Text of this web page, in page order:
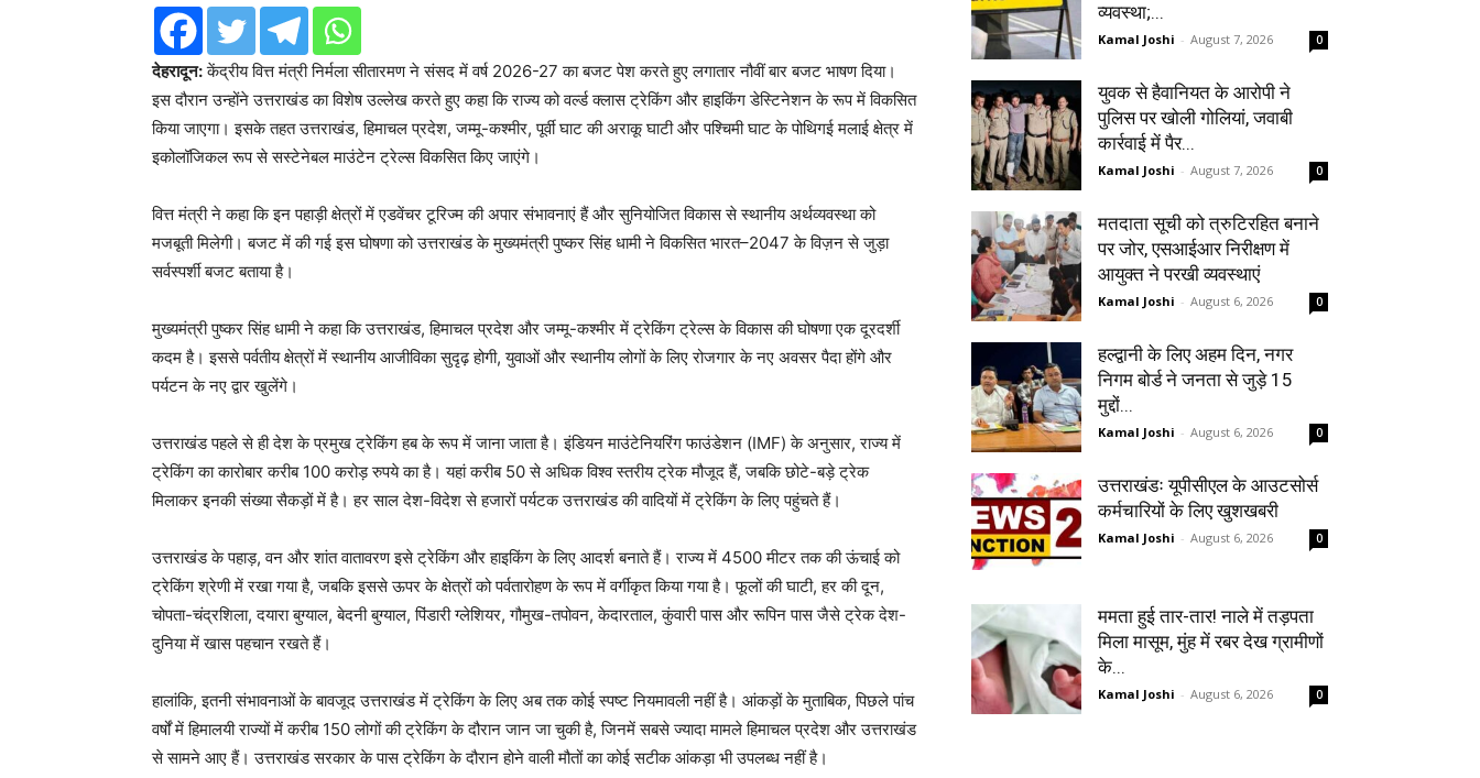
देहरादून:केंद्रीय वित्त मंत्री निर्मला सीतारमण ने संसद में वर्ष 2026-27 का बजट पेश करते हुए लगातार नौवीं बार बजट भाषण दिया।
इस दौरान उन्होंने उत्तराखंड का विशेष उल्लेख करते हुए कहा कि राज्य को वर्ल्ड क्लास ट्रेकिंग और हाइकिंग डेस्टिनेशन के रूप में विकसित
किया जाएगा। इसके तहत उत्तराखंड, हिमाचल प्रदेश, जम्मू-कश्मीर, पूर्वी घाट की अराकू घाटी और पश्चिमी घाट के पोथिगई मलाई क्षेत्र में
इकोलॉजिकल रूप से सस्टेनेबल माउंटेन ट्रेल्स विकसित किए जाएंगे।
वित्त मंत्री ने कहा कि इन पहाड़ी क्षेत्रों में एडवेंचर टूरिज्म की अपार संभावनाएं हैं और सुनियोजित विकास से स्थानीय अर्थव्यवस्था को
मजबूती मिलेगी। बजट में की गई इस घोषणा को उत्तराखंड के मुख्यमंत्री पुष्कर सिंह धामी ने विकसित भारत–2047 के विज़न से जुड़ा
सर्वस्पर्शी बजट बताया है।
मुख्यमंत्री पुष्कर सिंह धामी ने कहा कि उत्तराखंड, हिमाचल प्रदेश और जम्मू-कश्मीर में ट्रेकिंग ट्रेल्स के विकास की घोषणा एक दूरदर्शी
कदम है। इससे पर्वतीय क्षेत्रों में स्थानीय आजीविका सुदृढ़ होगी, युवाओं और स्थानीय लोगों के लिए रोजगार के नए अवसर पैदा होंगे और
पर्यटन के नए द्वार खुलेंगे।
उत्तराखंड पहले से ही देश के प्रमुख ट्रेकिंग हब के रूप में जाना जाता है। इंडियन माउंटेनियरिंग फाउंडेशन (IMF) के अनुसार, राज्य में
ट्रेकिंग का कारोबार करीब 100 करोड़ रुपये का है। यहां करीब 50 से अधिक विश्व स्तरीय ट्रेक मौजूद हैं, जबकि छोटे-बड़े ट्रेक
मिलाकर इनकी संख्या सैकड़ों में है। हर साल देश-विदेश से हजारों पर्यटक उत्तराखंड की वादियों में ट्रेकिंग के लिए पहुंचते हैं।
उत्तराखंड के पहाड़, वन और शांत वातावरण इसे ट्रेकिंग और हाइकिंग के लिए आदर्श बनाते हैं। राज्य में 4500 मीटर तक की ऊंचाई को
ट्रेकिंग श्रेणी में रखा गया है, जबकि इससे ऊपर के क्षेत्रों को पर्वतारोहण के रूप में वर्गीकृत किया गया है। फूलों की घाटी, हर की दून,
चोपता-चंद्रशिला, दयारा बुग्याल, बेदनी बुग्याल, पिंडारी ग्लेशियर, गौमुख-तपोवन, केदारताल, कुंवारी पास और रूपिन पास जैसे ट्रेक देश-
दुनिया में खास पहचान रखते हैं।
हालांकि, इतनी संभावनाओं के बावजूद उत्तराखंड में ट्रेकिंग के लिए अब तक कोई स्पष्ट नियमावली नहीं है। आंकड़ों के मुताबिक, पिछले पांच
वर्षों में हिमालयी राज्यों में करीब 150 लोगों की ट्रेकिंग के दौरान जान जा चुकी है, जिनमें सबसे ज्यादा मामले हिमाचल प्रदेश और उत्तराखंड
से सामने आए हैं। उत्तराखंड सरकार के पास ट्रेकिंग के दौरान होने वाली मौतों का कोई सटीक आंकड़ा भी उपलब्ध नहीं है।
व्यवस्था;...
Kamal Joshi - August 7, 2026 0
युवक से हैवानियत के आरोपी ने
पुलिस पर खोली गोलियां, जवाबी
कार्रवाई में पैर...
Kamal Joshi - August 7, 2026 0
मतदाता सूची को त्रुटिरहित बनाने
पर जोर, एसआईआर निरीक्षण में
आयुक्त ने परखी व्यवस्थाएं
Kamal Joshi - August 6, 2026 0
हल्द्वानी के लिए अहम दिन, नगर
निगम बोर्ड ने जनता से जुड़े 15
मुद्दों...
Kamal Joshi - August 6, 2026 0
उत्तराखंडः यूपीसीएल के आउटसोर्स
कर्मचारियों के लिए खुशखबरी
Kamal Joshi - August 6, 2026 0
ममता हुई तार-तार! नाले में तड़पता
मिला मासूम, मुंह में रबर देख ग्रामीणों
के...
Kamal Joshi - August 6, 2026 0